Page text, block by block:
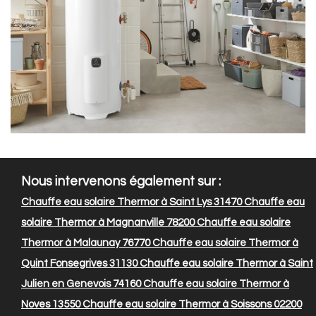
Nous intervenons également sur :
Chauffe eau solaire Thermor à Saint Lys 31470Chauffe eau
solaire Thermor à Magnanville 78200Chauffe eau solaire
Thermor à Malaunay 76770Chauffe eau solaire Thermor à
Quint Fonsegrives 31130Chauffe eau solaire Thermor à Saint
Julien en Genevois 74160Chauffe eau solaire Thermor à
Noves 13550Chauffe eau solaire Thermor à Soissons 02200